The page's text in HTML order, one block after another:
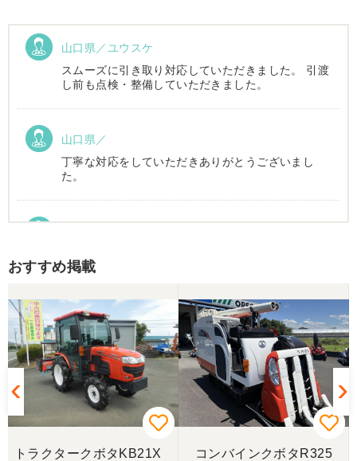
山口県／ユウスケ
スムーズに引き取り対応していただきました。 引渡
し前も点検・整備していただきました。
山口県／
丁寧な対応をしていただきありがとうございまし
た。
いただき満足しています。
山口県／倉成 信之
迅速丁寧な対応ありがとうございました。また機会
がありましたらジャパンカップでご一緒しましょ
う。
山口県／倉成 信之
配送料も安くしていただきありがとうございまし
おすすめ掲載
トラクタークボタKB21X
コンバインクボタR325